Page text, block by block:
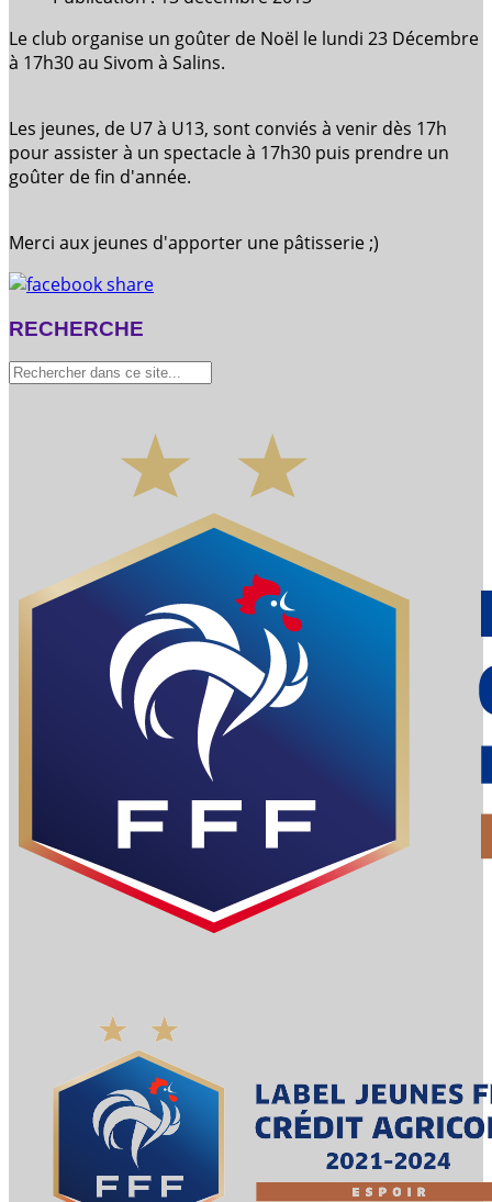
Le club organise un goûter de Noël le lundi 23 Décembre
à 17h30 au Sivom à Salins.
Les jeunes, de U7 à U13, sont conviés à venir dès 17h
pour assister à un spectacle à 17h30 puis prendre un
goûter de fin d'année.
Merci aux jeunes d'apporter une pâtisserie ;)
RECHERCHE